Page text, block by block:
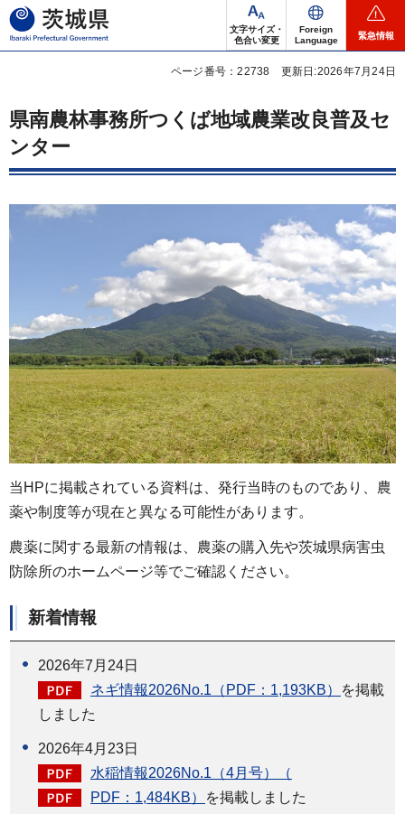
茨城県
文字サイズ・
色合い変更
Foreign
Language
緊急情報
ページ番号：22738 更新日:2026年7月24日
県南農林事務所つくば地域農業改良普及セ
ンター
当HPに掲載されている資料は、発行当時のものであり、農
薬や制度等が現在と異なる可能性があります。
農薬に関する最新の情報は、農薬の購入先や茨城県病害虫
防除所のホームページ等でご確認ください。
新着情報
2026年7月24日
ネギ情報2026No.1（PDF：1,193KB）
を掲載
しました
2026年4月23日
水稲情報2026No.1（4月号）（
PDF：1,484KB）
を掲載しました